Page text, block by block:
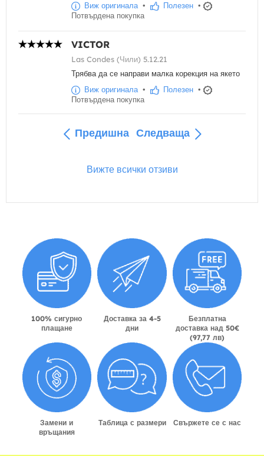
Виж оригинала • Полезен •
Потвърдена покупка
VICTOR
Las Condes (Чили) 5.12.21
Трябва да се направи малка корекция на якето
Виж оригинала • Полезен •
Потвърдена покупка
Предишна Следваща
Вижте всички отзиви
100% сигурно
плащане
Доставка за 4-5
дни
Безплатна
доставка над 50€
(97,77 лв)
Замени и
връщания
Таблица с размери Свържете се с нас